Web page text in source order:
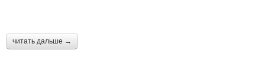
читать дальше →